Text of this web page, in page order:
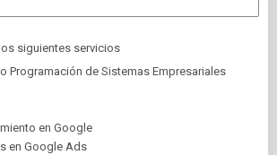
siguientes servicios
Programación de Sistemas Empresariales
en Google
en Google Ads